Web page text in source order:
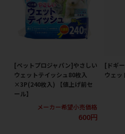
[ペットプロジャパン]やさしい
ウェットテイッシュ80枚入
×3P(240枚入) 【値上げ前セ
ール】
メーカー希望小売価格
600円
[ドギ
ウェッ